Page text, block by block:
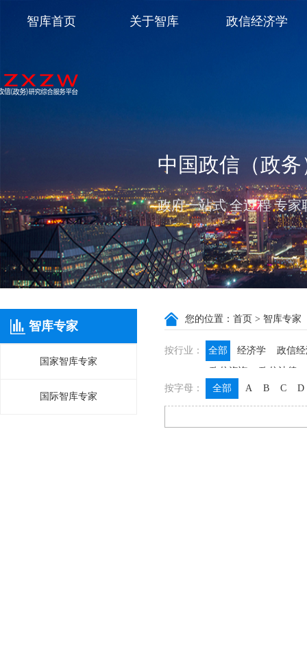
中国政信（政
政府一站式 全过程 专
智库首页 关于智库 政信经济学
智库专家
国家智库专家
国际智库专家
您的位置： 首页 > 智库专家
按行业： 全部 经济学
政信
政信咨询
政信法律
按字母：
全部 A B C D